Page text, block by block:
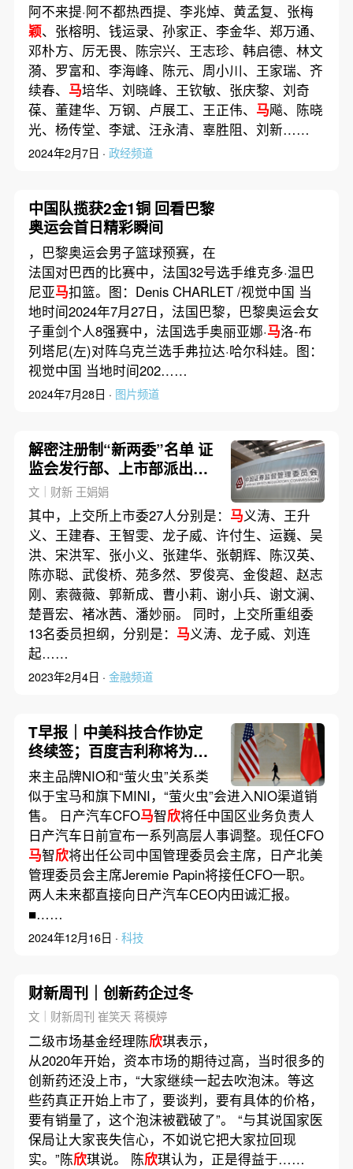
阿不来提·阿不都热西提、李兆焯、黄孟复、张梅
颖、张榕明、钱运录、孙家正、李金华、郑万通、
邓朴方、厉无畏、陈宗兴、王志珍、韩启德、林文
漪、罗富和、李海峰、陈元、周小川、王家瑞、齐
续春、 马培华、刘晓峰、王钦敏、张庆黎、刘奇
葆、董建华、万钢、卢展工、王正伟、 马飚、陈晓
光、杨传堂、李斌、汪永清、辜胜阻、刘新……
2024年2月7日 · 政经频道
中国队揽获2金1铜 回看巴黎
奥运会首日精彩瞬间
，巴黎奥运会男子篮球预赛，在
法国对巴西的比赛中，法国32号选手维克多·温巴
尼亚马扣篮。图：Denis CHARLET /视觉中国 当
地时间2024年7月27日，法国巴黎，巴黎奥运会女
子重剑个人8强赛中，法国选手奥丽亚娜·马洛-布
列塔尼(左)对阵乌克兰选手弗拉达·哈尔科娃。图：
视觉中国 当地时间202……
2024年7月28日 · 图片频道
解密注册制“新两委”名单 证
监会发行部、上市部派出副
主任级专职委员
文｜财新 王娟娟
其中，上交所上市委27人分别是： 马义涛、王升
义、王建春、王智雯、龙子威、许付生、运巍、吴
洪、宋洪军、张小义、张建华、张朝辉、陈汉英、
陈亦聪、武俊桥、苑多然、罗俊亮、金俊超、赵志
刚、索薇薇、郭新成、曹小莉、谢小兵、谢文澜、
楚晋宏、褚冰茜、潘妙丽。 同时，上交所重组委
13名委员担纲，分别是： 马义涛、龙子威、刘连
起……
2023年2月4日 · 金融频道
T早报｜中美科技合作协定
终续签；百度吉利称将为极
越善后；华为车BU分拆即将
完成
来主品牌NIO和“萤火虫”关系类
似于宝马和旗下MINI，“萤火虫”会进入NIO渠道销
售。 日产汽车CFO马智欣将任中国区业务负责人
日产汽车日前宣布一系列高层人事调整。现任CFO
马智欣将出任公司中国管理委员会主席，日产北美
管理委员会主席Jeremie Papin将接任CFO一职。
两人未来都直接向日产汽车CEO内田诚汇报。
■……
2024年12月16日 · 科技
财新周刊｜创新药企过冬
文｜财新周刊 崔笑天 蒋模婷
二级市场基金经理陈欣琪表示，
从2020年开始，资本市场的期待过高，当时很多的
创新药还没上市，“大家继续一起去吹泡沫。等这
些药真正开始上市了，要谈判，要有具体的价格，
要有销量了，这个泡沫被戳破了”。 “与其说国家医
保局让大家丧失信心，不如说它把大家拉回现
实。”陈欣琪说。 陈欣琪认为，正是得益于……